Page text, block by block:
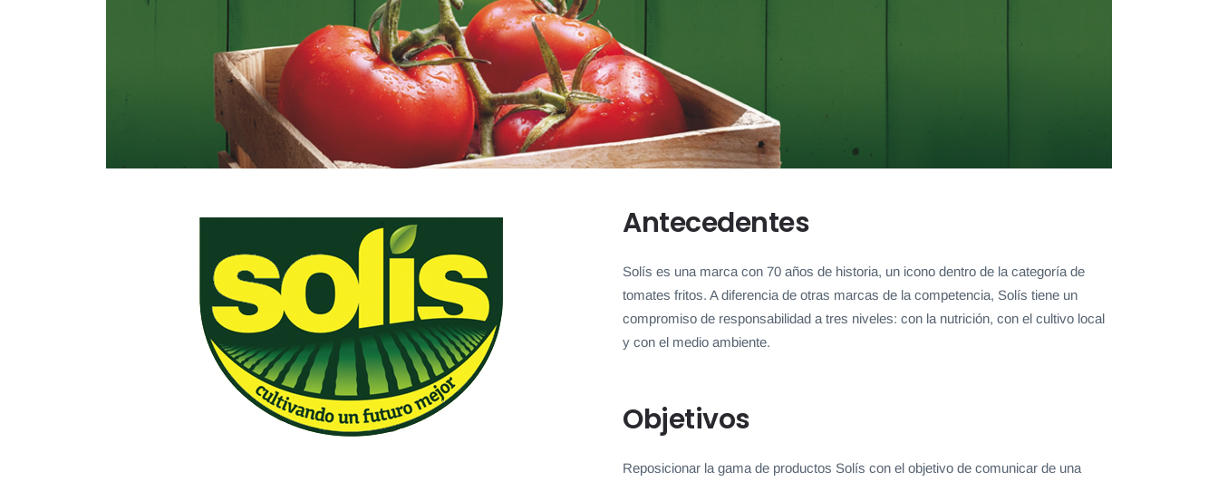
Antecedentes
Solís es una marca con 70 años de historia, un icono dentro de la categoría de
tomates fritos. A diferencia de otras marcas de la competencia, Solís tiene un
compromiso de responsabilidad a tres niveles: con la nutrición, con el cultivo local
y con el medio ambiente.
Objetivos
Reposicionar la gama de productos Solís con el objetivo de comunicar de una